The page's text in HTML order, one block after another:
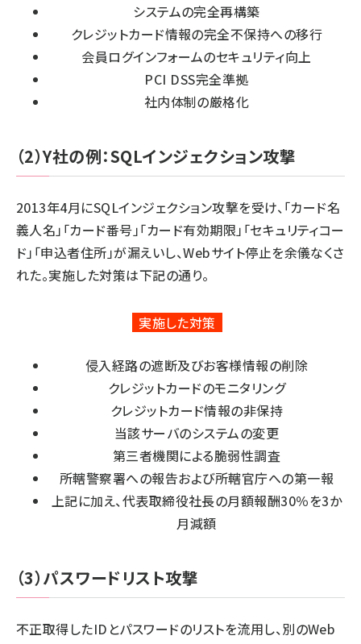
システムの完全再構築
クレジットカード情報の完全不保持への移行
会員ログインフォームのセキュリティ向上
PCI DSS完全準拠
社内体制の厳格化
（2）Y社の例：SQLインジェクション攻撃
2013年4月にSQLインジェクション攻撃を受け、「カード名
義人名」「カード番号」「カード有効期限」「セキュリティコー
ド」「申込者住所」が漏えいし、Webサイト停止を余儀なくさ
れた。実施した対策は下記の通り。
実施した対策
侵入経路の遮断及びお客様情報の削除
クレジットカードのモニタリング
クレジットカード情報の非保持
当該サーバのシステムの変更
第三者機関による脆弱性調査
所轄警察署への報告および所轄官庁への第一報
上記に加え、代表取締役社長の月額報酬30％を3か
月減額
（3）パスワードリスト攻撃
不正取得したIDとパスワードのリストを流用し、別のWeb